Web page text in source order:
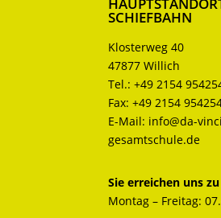
SCHIEFBAHN
Klosterweg 40
47877 Willich
Tel.:+49 2154
Fax:+49 2154
E-Mail: info@da-
gesamtschule.de
Sie erreichen uns
Montag – Freitag: